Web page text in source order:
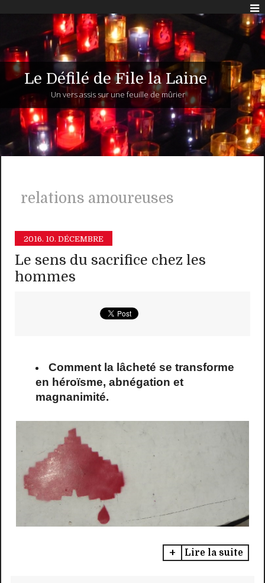
Le Défilé de File la Laine
Un vers assis sur une feuille de mûrier
relations amoureuses
2016. 10. DÉCEMBRE
Le sens du sacrifice chez les
hommes
Comment la lâcheté se transforme
en héroïsme, abnégation et
magnanimité.
Lire la suite